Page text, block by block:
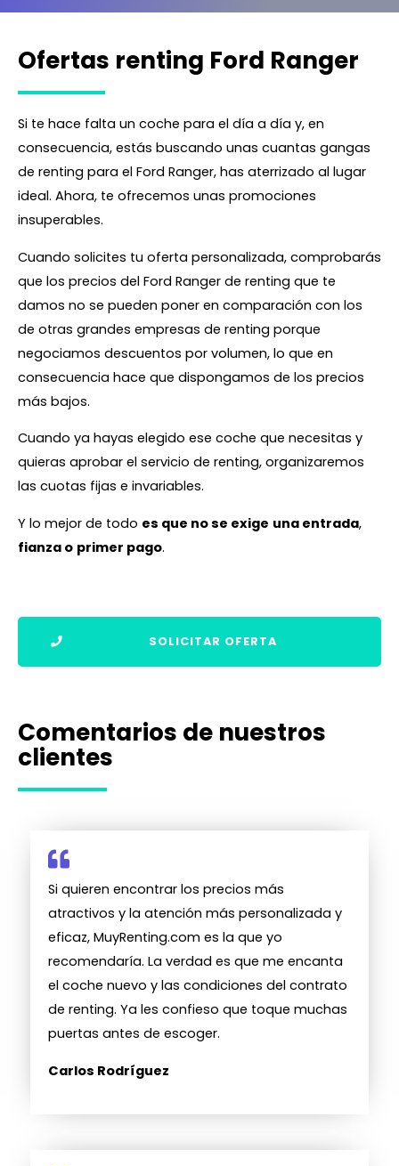
Ofertas renting Ford Ranger
Si te hace falta un coche para el día a día y, en
consecuencia, estás buscando unas cuantas gangas
de renting para el Ford Ranger, has aterrizado al lugar
ideal. Ahora, te ofrecemos unas promociones
insuperables.
Cuando solicites tu oferta personalizada, comprobarás
que los precios del Ford Ranger de renting que te
damos no se pueden poner en comparación con los
de otras grandes empresas de renting porque
negociamos descuentos por volumen, lo que en
consecuencia hace que dispongamos de los precios
más bajos.
Cuando ya hayas elegido ese coche que necesitas y
quieras aprobar el servicio de renting, organizaremos
las cuotas fijas e invariables.
Y lo mejor de todo es que no se exige una entrada,
fianza o primer pago.
SOLICITAR OFERTA
Comentarios de nuestros
clientes
Si quieren encontrar los precios más
atractivos y la atención más personalizada y
eficaz, MuyRenting.com es la que yo
recomendaría. La verdad es que me encanta
el coche nuevo y las condiciones del contrato
de renting. Ya les confieso que toque muchas
puertas antes de escoger.
Carlos Rodríguez